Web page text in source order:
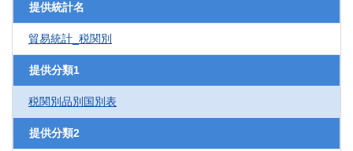
提供統計名
貿易統計_税関別
提供分類1
税関別品別国別表
提供分類2